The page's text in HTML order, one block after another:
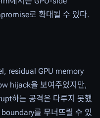
로 확대될 수 있다.
residual GPU memory
hijack을 보여주었지만,
하는 공격은 다루지 못했
를 무너뜨릴 수 있